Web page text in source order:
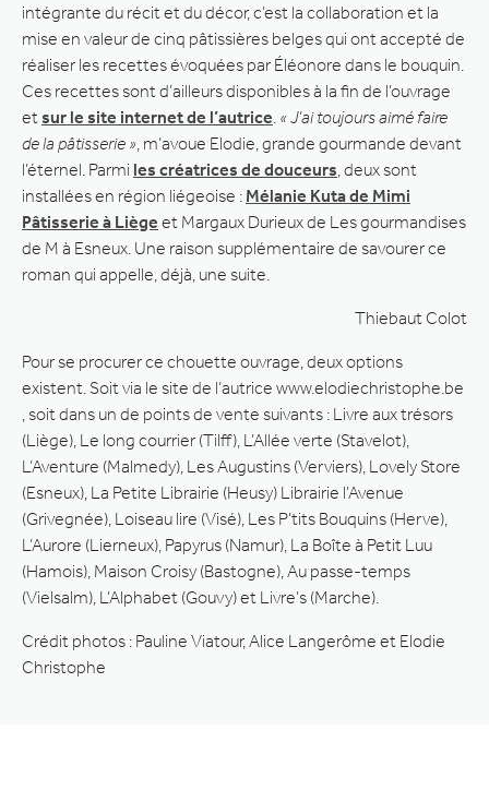
intégrante du récit et du décor, c’est la collaboration et la
mise en valeur de cinq pâtissières belges qui ont accepté de
réaliser les recettes évoquées par Éléonore dans le bouquin.
Ces recettes sont d’ailleurs disponibles à la fin de l’ouvrage
etsur le site internet de l’autrice « J’ai toujours aimé faire
de la pâtisserie » , m’avoue Elodie, grande gourmande devant
l’éternel. Parmi les créatrices de douceurs , deux sont
installées en région liégeoise : Mélanie Kuta de Mimi
Pâtisserie à Liège et Margaux Durieux de Les gourmandises
de M à Esneux. Une raison supplémentaire de savourer ce
roman qui appelle, déjà, une suite.
Thiebaut Colot
Pour se procurer ce chouette ouvrage, deux options
existent. Soit via le site de l’autrice www.elodiechristophe.be
, soit dans un de points de vente suivants : Livre aux trésors
(Liège), Le long courrier (Tilff), L’Allée verte (Stavelot),
L’Aventure (Malmedy), Les Augustins (Verviers), Lovely Store
(Esneux), La Petite Librairie (Heusy) Librairie l’Avenue
(Grivegnée), Loiseau lire (Visé), Les P’tits Bouquins (Herve),
L’Aurore (Lierneux), Papyrus (Namur), La Boîte à Petit Luu
(Hamois), Maison Croisy (Bastogne), Au passe-temps
(Vielsalm), L’Alphabet (Gouvy) et Livre’s (Marche).
Crédit photos : Pauline Viatour, Alice Langerôme et Elodie
Christophe